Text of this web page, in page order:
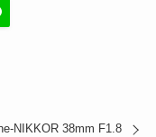
NIKKOR 38mm F1.8